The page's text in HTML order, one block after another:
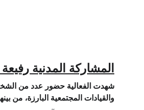
المشاركة المدنية
شهدت الفعالية حضور عدد من
والقيادات المجتمعية البارزة، من